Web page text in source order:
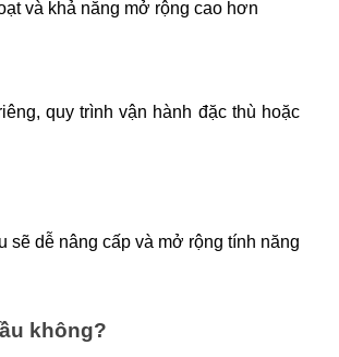
và khả năng mở rộng cao hơn
quy trình vận hành đặc thù hoặc
dễ nâng cấp và mở rộng tính năng
không?